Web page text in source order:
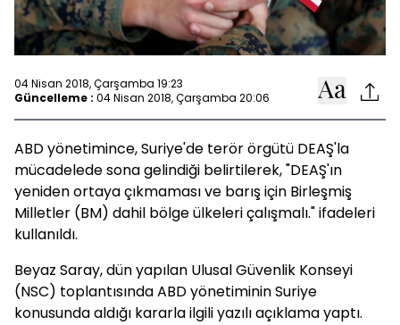
04 Nisan 2018, Çarşamba 19:23
Güncelleme : 04 Nisan 2018, Çarşamba 20:06
ABD yönetimince, Suriye'de terör örgütü DEAŞ'la
mücadelede sona gelindiği belirtilerek, "DEAŞ'ın
yeniden ortaya çıkmaması ve barış için Birleşmiş
Milletler (BM) dahil bölge ülkeleri çalışmalı." ifadeleri
kullanıldı.
Beyaz Saray, dün yapılan Ulusal Güvenlik Konseyi
(NSC) toplantısında ABD yönetiminin Suriye
konusunda aldığı kararla ilgili yazılı açıklama yaptı.